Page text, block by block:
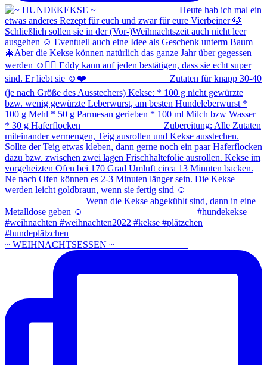
~ WEIHNACHTSESSEN ~ ⠀⠀⠀⠀⠀⠀⠀⠀⠀⠀